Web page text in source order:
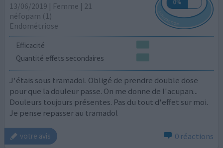
13/06/2019 | Femme | 21
néfopam (1)
Endométriose
Efficacité
Quantité effets secondaires
J'étais sous tramadol. Obligé de prendre double dose
pour que la douleur passe. On me donne de l'acupan...
Douleurs toujours présentes. Pas du tout d'effet sur moi.
Je pense repasser au tramadol
votre avis 0 réactions